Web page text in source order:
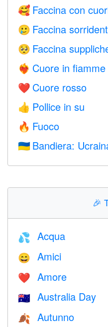
🥰 Faccina con
🥲 Faccina
🥺 Faccina
❤️‍🔥 Cuore in fiamme
❤️ Cuore rosso
👍 Pollice in su
🔥 Fuoco
🇺🇦 Bandiera:
🎉
💦 Acqua
😄 Amici
❤️️ Amore
🇦🇺 Australia Day
🍂 Autunno